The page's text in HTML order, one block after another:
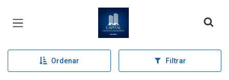
Página inicial
Ordenar Filtrar